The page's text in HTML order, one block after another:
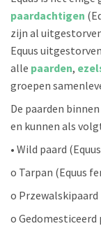
paardachtigen
zijn al
Equus
alle paarden,
groepen
De paarden
en kunnen als
• Wild paard
o Tarpan (Equus
o Przewalskipaard
o Gedomesticeerd